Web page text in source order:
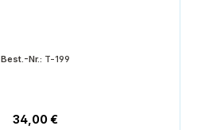
Best.-Nr.: T-199
Regulärer Preis:
34,00 €